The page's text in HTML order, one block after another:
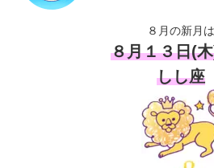
８月の新月は
８月１３日(
しし座